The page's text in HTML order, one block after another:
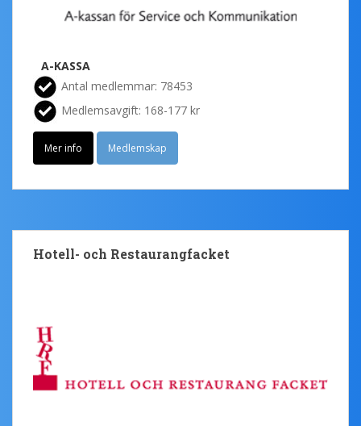
A-KASSA
Antal medlemmar: 78453
Medlemsavgift: 168-177 kr
Mer info Medlemskap
Hotell- och Restaurangfacket